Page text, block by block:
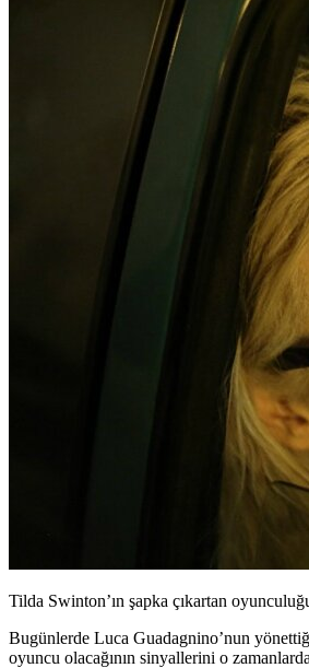
Tilda Swinton’ın şapka çıkartan
Bugünlerde Luca Guadagnino’nun
oyuncu olacağının sinyallerini o